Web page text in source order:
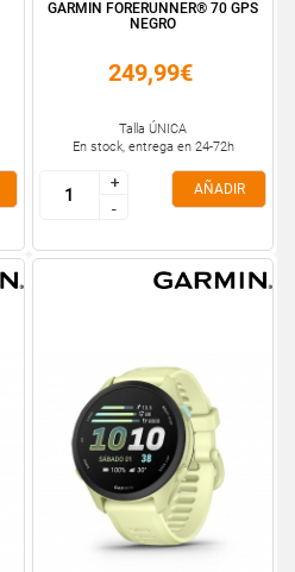
GARMIN FORERUNNER® 70 GPS
NEGRO
249,99€
Talla ÚNICA
En stock, entrega en 24-72h
+
-
+
-
AÑADIR